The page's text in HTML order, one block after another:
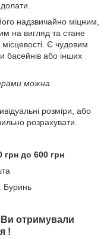
надзвичайно міцним,
на вигляд та стане
Є чудовим
басейнів або інших
можна
розміри, або
розрахувати.
грн до 600 грн
Буринь
отримували
!